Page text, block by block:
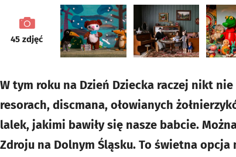
galeria
45 zdjęć
W tym roku na Dzień Dziecka raczej nikt
resorach, discmana, ołowianych
lalek, jakimi bawiły się nasze babcie.
Zdroju na Dolnym Śląsku. To świetna